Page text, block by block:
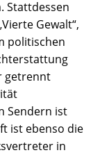
Stattdessen
Gewalt“,
politischen
getrennt
Sendern ist
ist ebenso die
in